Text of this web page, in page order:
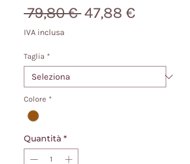
79,80 € Prezzo
47,88 €
IVA inclusa
Taglia *
Colore *
Quantità *